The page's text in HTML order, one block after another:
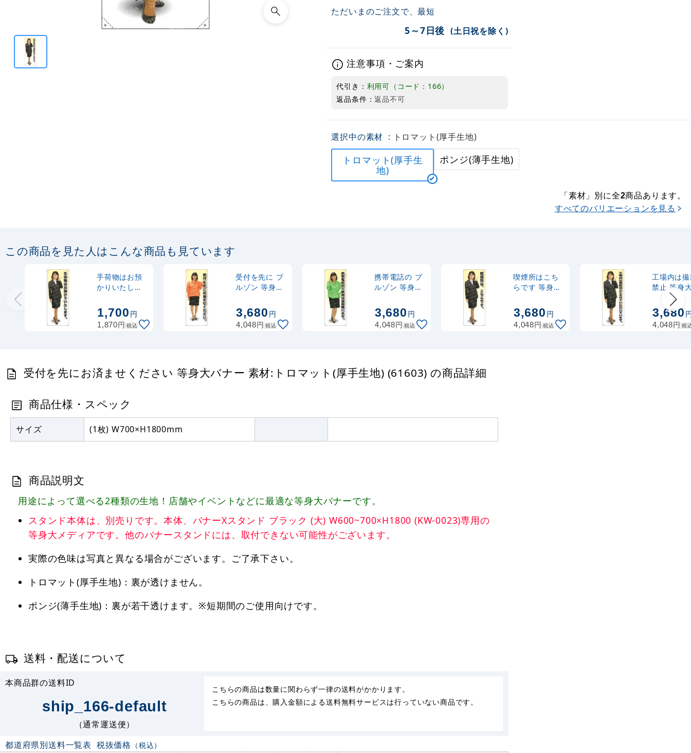
ただいまのご注文で、最短
5～7日後 (土日祝を除く)
注意事項・ご案内
代引き： 利用可（コード：166）
返品条件：返品不可
選択中の素材 : トロマット(厚手生地)
トロマット(厚手生
地)
ポンジ(薄手生地)
「素材」別に全2商品あります。
すべてのバリエーションを見る
この商品を見た人はこんな商品も見ています
手荷物はお預
かりいたしま
ー 素材:ポンジ
(薄手生地)
(61704)
1,700円
1,870円 税込
受付を先に ブ
ルゾン 等身大
ロマット(厚手
生地) (62203)
3,680円
4,048円 税込
携帯電話の ブ
ルゾン 等身大
ロマット(厚手
生地) (62215)
3,680円
4,048円 税込
喫煙所はこち
らです 等身大
ロマット(厚手
生地) (61610)
3,680円
4,048円 税込
工場内は
禁止 等身
ナー 素材:
マット(厚
地)
3,680
4,048円 税
受付を先にお済ませください 等身大バナー 素材:トロマット(厚手生地) (61603) の商品詳細
商品仕様・スペック
サイズ (1枚) W700×H1800mm
商品説明文
用途によって選べる2種類の生地！店舗やイベントなどに最適な等身大バナーです。
スタンド本体は、別売りです。本体、バナーXスタンド ブラック (大) W600~700×H1800 (KW-0023)専用の
等身大メディアです。他のバナースタンドには、取付できない可能性がございます。
実際の色味は写真と異なる場合がございます。ご了承下さい。
トロマット(厚手生地)：裏が透けません。
ポンジ(薄手生地)：裏が若干透けます。※短期間のご使用向けです。
送料・配送について
本商品群の送料ID
ship_166-default
（通常運送便）
こちらの商品は数量に関わらず一律の送料がかかります。
こちらの商品は、購入金額による送料無料サービスは行っていない商品です。
都道府県別送料一覧表 税抜価格 （税込）